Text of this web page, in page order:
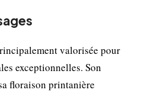
valorisée pour
exceptionnelles. Son
floraison printanière